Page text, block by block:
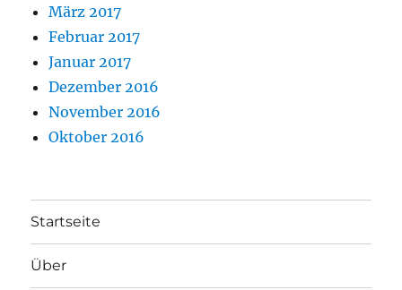
März 2017
Februar 2017
Januar 2017
Dezember 2016
November 2016
Oktober 2016
Startseite
Über